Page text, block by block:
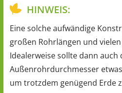
HINWEIS:
Eine solche aufwändige
großen Rohrlängen und
Idealerweise sollte dann auch
Außenrohrdurchmesser
um trotzdem genügend Erde